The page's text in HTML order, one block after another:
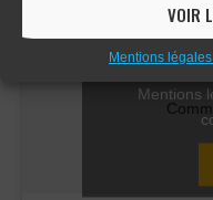
VOIR
Mentions
Cliquez sur «
Mentions